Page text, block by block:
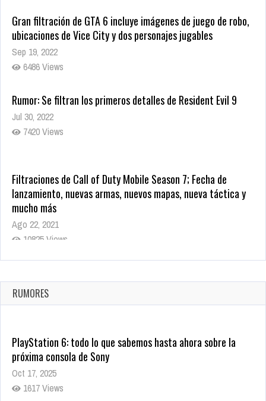
Gran filtración de GTA 6 incluye imágenes de juego de robo,
ubicaciones de Vice City y dos personajes jugables
Sep 19, 2022
6486 Views
Rumor: Se filtran los primeros detalles de Resident Evil 9
Jul 30, 2022
7420 Views
Filtraciones de Call of Duty Mobile Season 7; Fecha de
lanzamiento, nuevas armas, nuevos mapas, nueva táctica y
mucho más
Ago 22, 2021
10825 Views
La configuración de Call of Duty 2021 aparentemente ya fue
Ago 8, 2021
10008 Views
RUMORES
PlayStation 6: todo lo que sabemos hasta ahora sobre la
próxima consola de Sony
Oct 17, 2025
1617 Views